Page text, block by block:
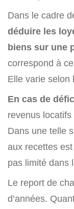
Dans le cadre
déduire les
biens sur une
correspond à
Elle varie selon
En cas de
revenus
Dans une telle
aux recettes
pas limité dans
Le report de
d’années.